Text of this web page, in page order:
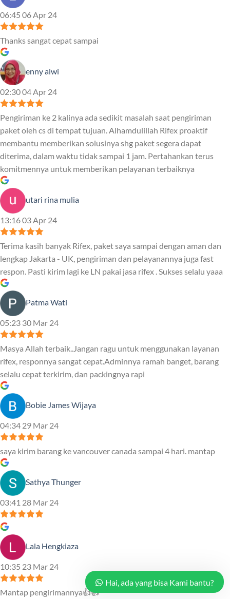
06:45 06 Apr 24
Thanks sangat cepat sampai
enny alwi
02:30 04 Apr 24
Pengiriman ke 2 kalinya ada sedikit masalah saat pengiriman
paket oleh cs di tempat tujuan. Alhamdulillah Rifex proaktif
membantu memberikan solusinya shg paket segera dapat
diterima, dalam waktu tidak sampai 1 jam. Pertahankan terus
komitmennya untuk memberikan pelayanan terbaiknya
utari rina mulia
13:16 03 Apr 24
Terima kasih banyak Rifex, paket saya sampai dengan aman dan
lengkap Jakarta - UK, pengiriman dan pelayanannya juga fast
respon. Pasti kirim lagi ke LN pakai jasa rifex . Sukses selalu yaaa
Patma Wati
05:23 30 Mar 24
Masya Allah terbaik..Jangan ragu untuk menggunakan layanan
rifex, responnya sangat cepat.Adminnya ramah banget, barang
selalu cepat terkirim, dan packingnya rapi
Bobie James Wijaya
04:34 29 Mar 24
saya kirim barang ke vancouver canada sampai 4 hari. mantap
Sathya Thunger
03:41 28 Mar 24
Lala Hengkiaza
10:35 23 Mar 24
Mantap pengirimannya👍👍
Hai, ada yang bisa Kami bantu?